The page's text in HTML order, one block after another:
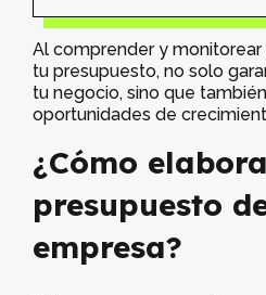
Al comprender y
tu presupuesto, no solo
tu negocio, sino que
oportunidades de
¿Cómo
presupuesto
empresa?